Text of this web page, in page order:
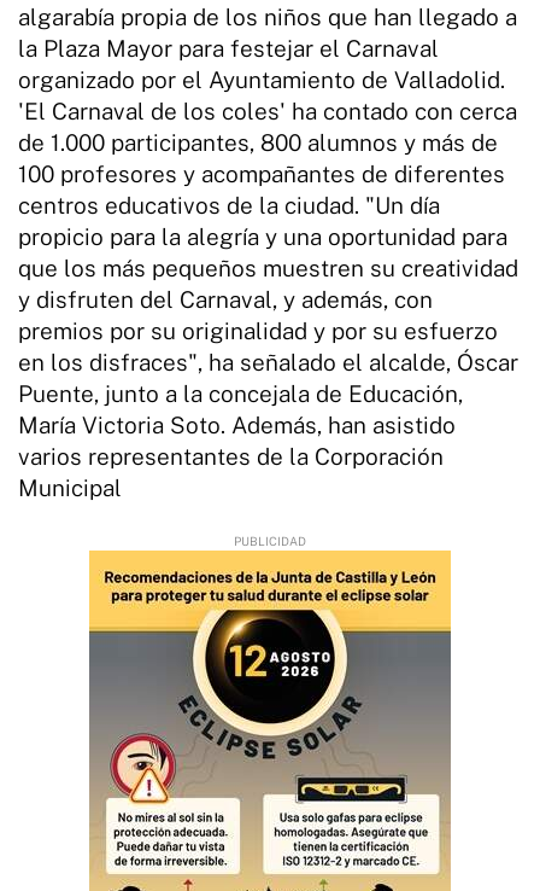
algarabía propia de los niños que han llegado a
la Plaza Mayor para festejar el Carnaval
organizado por el Ayuntamiento de Valladolid.
'El Carnaval de los coles' ha contado con cerca
de 1.000 participantes, 800 alumnos y más de
100 profesores y acompañantes de diferentes
centros educativos de la ciudad. "Un día
propicio para la alegría y una oportunidad para
que los más pequeños muestren su creatividad
y disfruten del Carnaval, y además, con
premios por su originalidad y por su esfuerzo
en los disfraces", ha señalado el alcalde, Óscar
Puente, junto a la concejala de Educación,
María Victoria Soto. Además, han asistido
varios representantes de la Corporación
Municipal